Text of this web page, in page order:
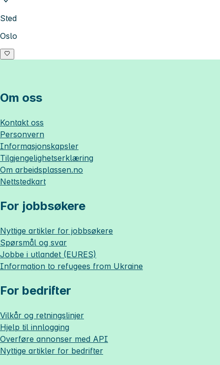
Sted
Oslo
Om oss
Kontakt oss
Personvern
Informasjonskapsler
Tilgjengelighetserklæring
Om arbeidsplassen.no
Nettstedkart
For jobbsøkere
Nyttige artikler for jobbsøkere
Spørsmål og svar
Jobbe i utlandet (EURES)
Information to refugees from Ukraine
For bedrifter
Vilkår og retningslinjer
Hjelp til innlogging
Overføre annonser med API
Nyttige artikler for bedrifter